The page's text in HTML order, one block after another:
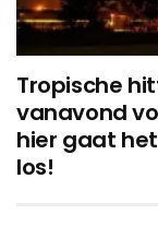
Tropische
vanavond
hier gaat
los!